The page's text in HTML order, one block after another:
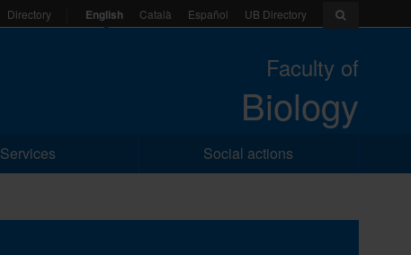
Directory English Català Español UB Directory
Faculty of
Biology
Services Social actions